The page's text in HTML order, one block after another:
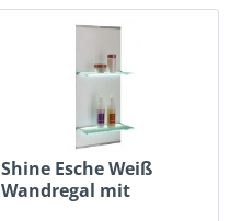
Shine Esche Weiß
Wandregal mit